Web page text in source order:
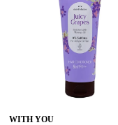
WITH YOU